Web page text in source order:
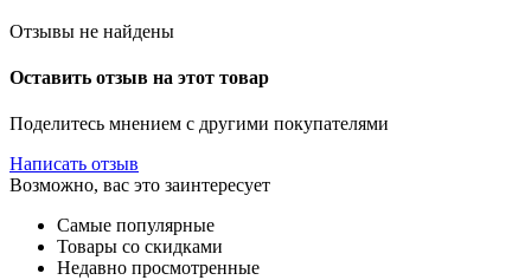
Отзывы не найдены
Оставить отзыв на этот товар
Поделитесь мнением с другими покупателями
Написать отзыв
Возможно, вас это заинтересует
Самые популярные
Товары со скидками
Недавно просмотренные